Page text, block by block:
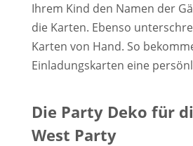
Ihrem Kind den Namen der
die Karten. Ebenso
Karten von Hand. So
Einladungskarten eine
Die Party Deko für
West Party